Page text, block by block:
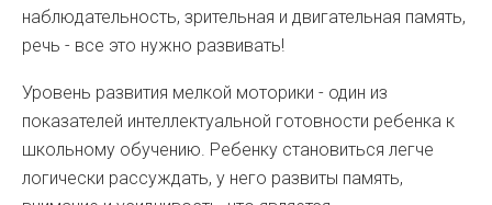
наблюдательность, зрительная и двигательная память,
речь - все это нужно развивать!
Уровень развития мелкой моторики - один из
показателей интеллектуальной готовности ребенка к
школьному обучению. Ребенку становиться легче
логически рассуждать, у него развиты память,